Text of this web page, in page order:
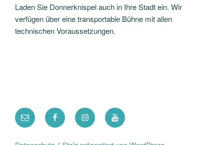
Laden Sie Donnerknispel auch in Ihre Stadt ein. Wir
verfügen über eine transportable Bühne mit allen
technischen Voraussetzungen.
E-
Mail
FacebookInstagramYouTube